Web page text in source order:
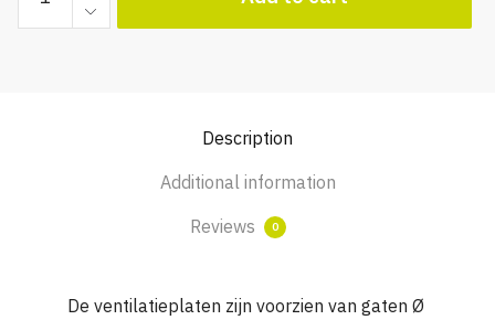
B
quantity
Description
Additional information
Reviews
0
De ventilatieplaten zijn voorzien van gaten Ø